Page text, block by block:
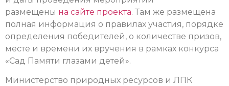
размещены на сайте проекта. Там же размещена
полная информация о правилах участия, порядке
определения победителей, о количестве призов,
месте и времени их вручения в рамках конкурса
«Сад Памяти глазами детей».
Министерство природных ресурсов и ЛПК